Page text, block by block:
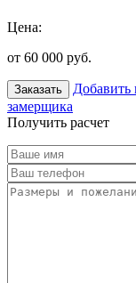
Цена:
от 60 000 руб.
Заказать Добавить
замерщика
Получить расчет